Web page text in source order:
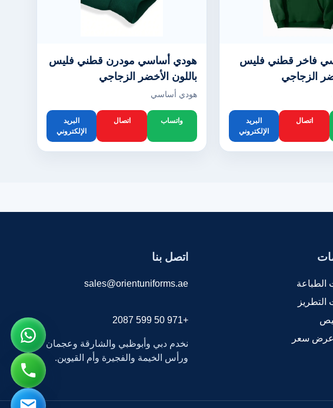
فاخر قطني فليس
الزجاجي
اتصال
البريد
الإلكتروني
هودي أساسي مودرن قطني فليس
باللون الأخضر الزجاجي
هودي أساسي
واتساب اتصال
البريد
الإلكتروني
الطباعة
سعر
اتصل بنا
sales@orientuniforms.ae
+971 50 599 2087
نخدم دبي وأبوظبي والشارقة وعجمان
ورأس الخيمة والفجيرة وأم القيوين.